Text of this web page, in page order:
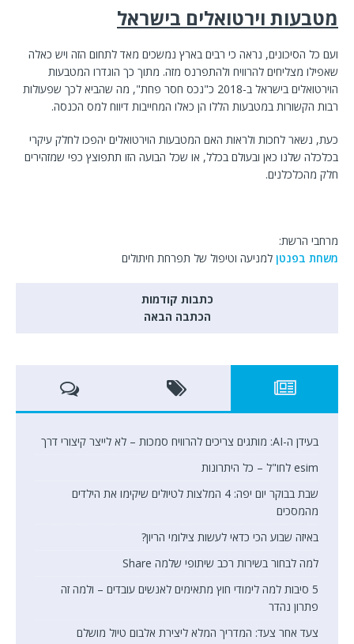
מטבעות וירטואלים בישראל
ועם כל הסיכונים, נראה כי רבים בארץ נמשכים מאד לתחום הזה ויש כאלה
שאפילו מצליחים להרוויח ולהתפרנס מזה. מתוך כך הוגדרו המטבעות
הוירטואלים בישראל ב-2018 כ"נכס חסר פחת", מה שהביא לכך שפעולות
רבות הקשורות במטבעות הללו הן כאלו המחייבות דיווח למס הכנסה.
כעת, נשאר לחכות ולראות האם המטבעות הוירטואלים יהפכו לחלק עיקרי
בכלכלה שלנו כאן ובעולם בכלל, או שכל הבועה הזו תתפוצץ כפי שמזהירים
חלק מהכלכלנים.
מרחבי הרשת:
משחת בפנטן למניעה וטיפול של תפרחת חיתולים
כתבות קודמות
הכתבה הבאה
בעידן ה-AI: מותגים צריכים להרוויח סמכות – לא לייצר קיצורי דרך
esim לחו"ל – כל היתרונות
שבת בבוקר יום יפה: 4 המלצות לטיולים שיקימו את הילדים
מהמסכים
באיזה שבוע הכי כדאי לעשות צילומי הריון?
למה לבחור בשירות רכב שיתופי שלמה Share
5 סיבות למה לימודי חוץ מתאימים לאנשים עובדים – ולמה זה
פתרון נהדר
צעד אחר צעד: המדריך המלא ליצירת אלבום טיול מושלם